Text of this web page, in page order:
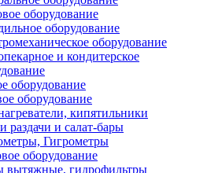
оборудование
оборудование
оборудование
и кондитерское
оборудование
оборудование
кипятильники
раздачи и салат-бары
Гигрометры
оборудование
вытяжные, гидрофильтры